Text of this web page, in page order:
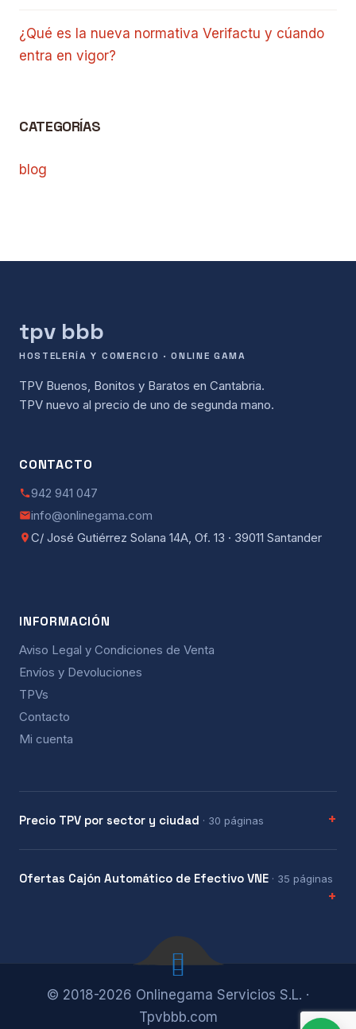
¿Qué es la nueva normativa Verifactu y cúando
entra en vigor?
CATEGORÍAS
blog
tpv bbb
HOSTELERÍA Y COMERCIO · ONLINE GAMA
TPV Buenos, Bonitos y Baratos en Cantabria.
TPV nuevo al precio de uno de segunda mano.
CONTACTO
942 941 047
info@onlinegama.com
C/ José Gutiérrez Solana 14A, Of. 13 · 39011 Santander
INFORMACIÓN
Aviso Legal y Condiciones de Venta
Envíos y Devoluciones
TPVs
Contacto
Mi cuenta
Precio TPV por sector y ciudad · 30 páginas
Ofertas Cajón Automático de Efectivo VNE · 35 páginas
© 2018-2026 Onlinegama Servicios S.L. ·
Tpvbbb.com